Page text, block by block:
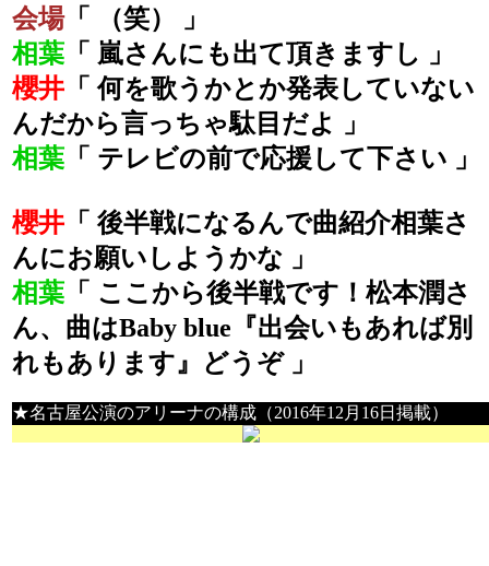
会場「 （笑） 」
相葉 「 嵐さんにも出て頂きますし 」
櫻井 「 何を歌うかとか発表していない
んだから言っちゃ駄目だよ 」
相葉 「 テレビの前で応援して下さい 」
櫻井 「 後半戦になるんで曲紹介相葉さ
んにお願いしようかな 」
相葉 「 ここから後半戦です！松本潤さ
ん、曲はBaby blue『出会いもあれば別
れもあります』どうぞ 」
★名古屋公演のアリーナの構成（2016年12月16日掲載）